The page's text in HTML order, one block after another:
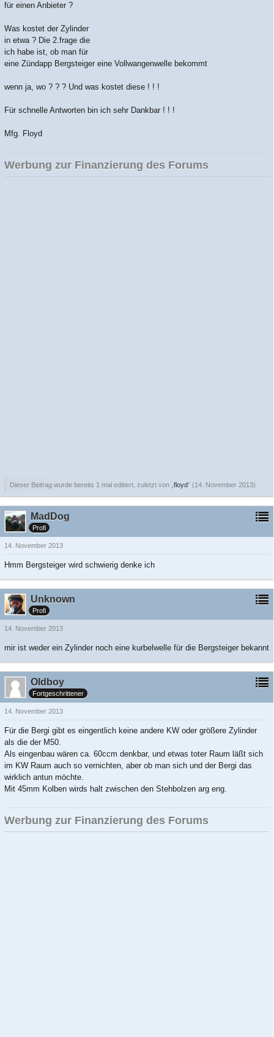
für einen Anbieter ?
Was kostet der Zylinder
in etwa ? Die 2.frage die
ich habe ist, ob man für
eine Zündapp Bergsteiger eine Vollwangenwelle bekommt
wenn ja, wo ? ? ? Und was kostet diese ! ! !
Für schnelle Antworten bin ich sehr Dankbar ! ! !
Mfg. Floyd
Werbung zur Finanzierung des Forums
Dieser Beitrag wurde bereits 1 mal editiert, zuletzt von „ floyd“ (14. November 2013)
MadDog
Profi
14. November 2013
Hmm Bergsteiger wird schwierig denke ich
Unknown
Profi
14. November 2013
mir ist weder ein Zylinder noch eine kurbelwelle für die Bergsteiger bekannt
Oldboy
Fortgeschrittener
14. November 2013
Für die Bergi gibt es eingentlich keine andere KW oder größere Zylinder
als die der M50.
Als eingenbau wären ca. 60ccm denkbar, und etwas toter Raum läßt sich
im KW Raum auch so vernichten, aber ob man sich und der Bergi das
wirklich antun möchte.
Mit 45mm Kolben wirds halt zwischen den Stehbolzen arg eng.
Werbung zur Finanzierung des Forums